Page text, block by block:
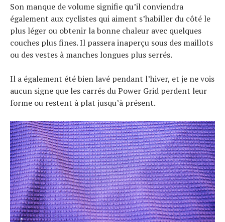
Son manque de volume signifie qu’il conviendra
également aux cyclistes qui aiment s’habiller du côté le
plus léger ou obtenir la bonne chaleur avec quelques
couches plus fines. Il passera inaperçu sous des maillots
ou des vestes à manches longues plus serrés.
Il a également été bien lavé pendant l’hiver, et je ne vois
aucun signe que les carrés du Power Grid perdent leur
forme ou restent à plat jusqu’à présent.